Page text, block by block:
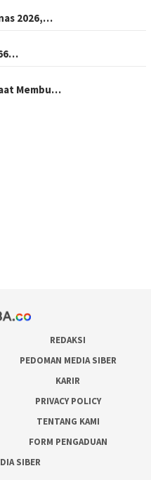
2026,…
Membu…
REDAKSI
PEDOMAN MEDIA SIBER
KARIR
PRIVACY POLICY
TENTANG KAMI
FORM PENGADUAN
SIBER